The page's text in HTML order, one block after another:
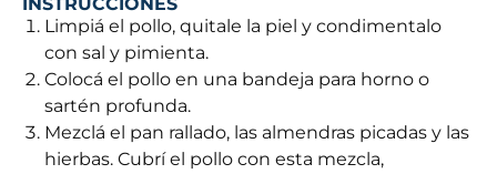
Limpiá el pollo, quitale la piel y condimentalo
con sal y pimienta.
Colocá el pollo en una bandeja para horno o
sartén profunda.
Mezclá el pan rallado, las almendras picadas y las
hierbas. Cubrí el pollo con esta mezcla,